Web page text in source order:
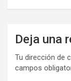
Deja una
Tu dirección de
campos